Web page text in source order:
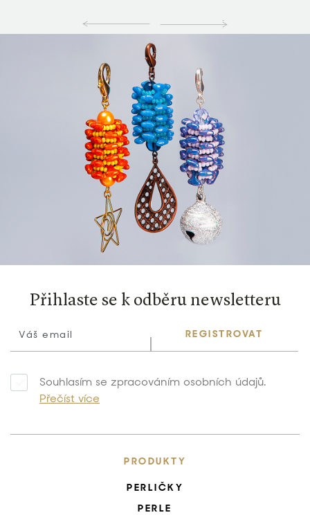
Přihlaste se k odběru newsletteru
REGISTROVAT
Souhlasím se zpracováním osobních údajů.
Přečíst více
PRODUKTY
PERLIČKY
PERLE